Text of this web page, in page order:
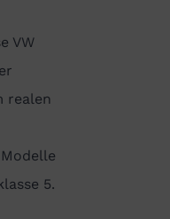
VW
realen
5.